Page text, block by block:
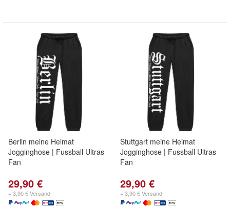
Berlin meine Heimat
Jogginghose | Fussball Ultras
Fan
29,90 €
+ 3,90 € Versand
Stuttgart meine Heimat
Jogginghose | Fussball Ultras
Fan
29,90 €
+ 3,90 € Versand